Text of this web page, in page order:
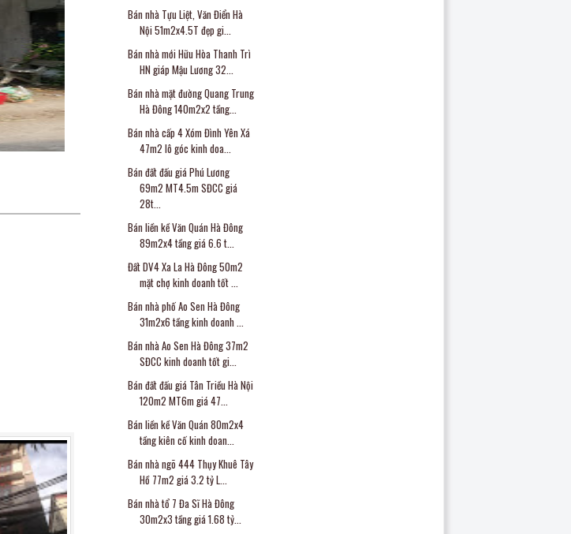
Bán nhà Tựu Liệt, Văn Điển Hà
Nội 51m2x4.5T đẹp gi...
Bán nhà mới Hữu Hòa Thanh Trì
HN giáp Mậu Lương 32...
Bán nhà mặt đường Quang Trung
Hà Đông 140m2x2 tầng...
Bán nhà cấp 4 Xóm Đình Yên Xá
47m2 lô góc kinh doa...
Bán đất đấu giá Phú Lương
69m2 MT4.5m SĐCC giá
28t...
Bán liền kề Văn Quán Hà Đông
89m2x4 tầng giá 6.6 t...
Đất DV4 Xa La Hà Đông 50m2
mặt chợ kinh doanh tốt ...
Bán nhà phố Ao Sen Hà Đông
31m2x6 tầng kinh doanh ...
Bán nhà Ao Sen Hà Đông 37m2
SĐCC kinh doanh tốt gi...
Bán đất đấu giá Tân Triều Hà Nội
120m2 MT6m giá 47...
Bán liền kề Văn Quán 80m2x4
tầng kiên cố kinh doan...
Bán nhà ngõ 444 Thụy Khuê Tây
Hồ 77m2 giá 3.2 tỷ L...
Bán nhà tổ 7 Đa Sĩ Hà Đông
30m2x3 tầng giá 1.68 tỷ...